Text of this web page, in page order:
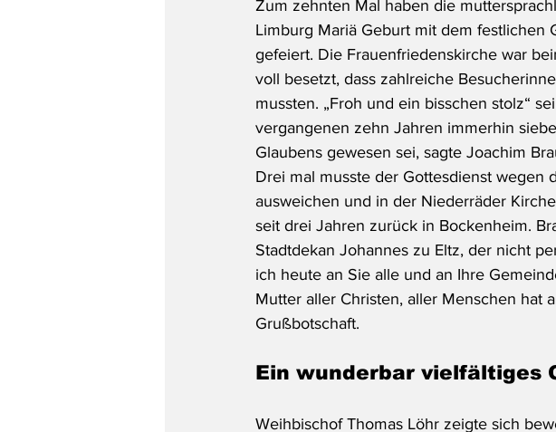
Zum zehnten Mal haben die
Limburg Mariä Geburt mit dem festlichen
gefeiert. Die Frauenfriedenskirche war
voll besetzt, dass zahlreiche
mussten. „Froh und ein bisschen stolz“
vergangenen zehn Jahren immerhin
Glaubens gewesen sei, sagte Joachim
Drei mal musste der Gottesdienst wegen
ausweichen und in der Niederräder
seit drei Jahren zurück in Bockenheim.
Stadtdekan Johannes zu Eltz, der nicht
ich heute an Sie alle und an Ihre
Mutter aller Christen, aller Menschen hat
Grußbotschaft.
Ein wunderbar vielfältiges
Weihbischof Thomas Löhr zeigte sich